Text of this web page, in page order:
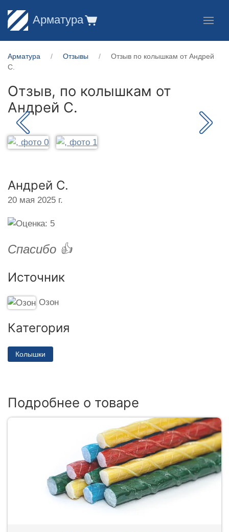
Арматура
Арматура Отзывы
Отзыв по колышкам от Андрей
С.
Отзыв, по колышкам от
Андрей С.
Андрей С.
20 мая 2025 г.
Спасибо 👍
Источник
Озон
Категория
Колышки
Подробнее о товаре